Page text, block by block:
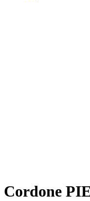
Cordone